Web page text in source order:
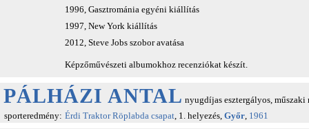
1996, Gasztrománia egyéni kiállítás
1997, New York kiállítás
2012, Steve Jobs szobor avatása
Képzőművészeti albumokhoz recenziókat készít.
PÁLHÁZI ANTAL nyugdíjas esztergályos, műszaki
sporteredmény: Érdi Traktor Röplabda csapat, 1. helyezés, Győr, 1961